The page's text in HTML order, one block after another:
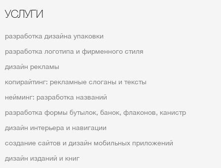
УСЛУГИ
разработка дизайна упаковки
разработка логотипа и фирменного стиля
дизайн рекламы
копирайтинг: рекламные слоганы и тексты
нейминг: разработка названий
разработка формы бутылок, банок, флаконов, канистр
дизайн интерьера и навигации
создание сайтов и дизайн мобильных приложений
дизайн изданий и книг